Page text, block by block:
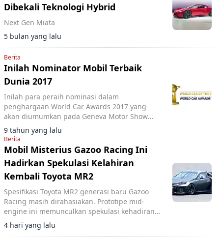
Dibekali Teknologi Hybrid
Next Gen Miata
5 bulan yang lalu
Berita
Inilah Nominator Mobil Terbaik
Dunia 2017
Inilah para peraih nominasi dalam
penghargaan World Car Awards 2017 yang
akan diumumkan pada Geneva Motor Show
2017 mendatang. Mobil apa saja yang siap
berebut penghargaan mobil terbaik?
9 tahun yang lalu
Berita
Mobil Misterius Gazoo Racing Ini
Hadirkan Spekulasi Kelahiran
Kembali Toyota MR2
Spesifikasi Toyota MR2 generasi baru Gazoo
Racing masih dirahasiakan. Prototipe mid-
engine ini memunculkan spekulasi kehadiran
model sport dengan sistem AWD dan mesin 2.0
liter.
4 hari yang lalu